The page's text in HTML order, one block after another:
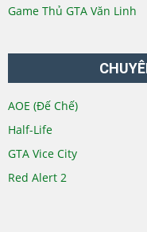
Game Thủ GTA Văn Linh
AOE (Đế Chế)
Half-Life
GTA Vice City
Red Alert 2